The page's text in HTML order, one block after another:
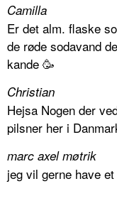
Camilla
Er det alm. flaske
de røde sodavand
kande 🥳
Christian
Hejsa Nogen der
pilsner her i
marc axel møtrik
jeg vil gerne have